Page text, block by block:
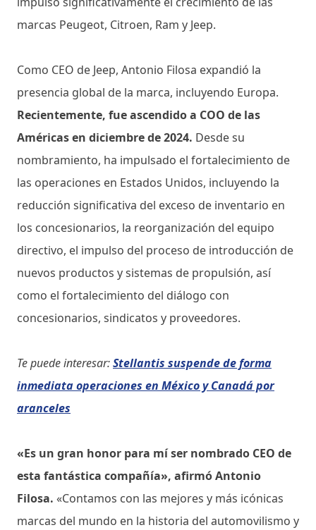
marcas Peugeot, Citroen, Ram y Jeep.
Como CEO de Jeep, Antonio Filosa expandió la
presencia global de la marca, incluyendo Europa.
Recientemente, fue ascendido a COO de las
Américas en diciembre de 2024. Desde su
nombramiento, ha impulsado el fortalecimiento de
las operaciones en Estados Unidos, incluyendo la
reducción significativa del exceso de inventario en
los concesionarios, la reorganización del equipo
directivo, el impulso del proceso de introducción de
nuevos productos y sistemas de propulsión, así
como el fortalecimiento del diálogo con
concesionarios, sindicatos y proveedores.
Te puede interesar:Stellantis suspende de forma
inmediata operaciones en México y Canadá por
aranceles
«Es un gran honor para mí ser nombrado CEO de
esta fantástica compañía», afirmó Antonio
Filosa. «Contamos con las mejores y más icónicas
marcas del mundo en la historia del automovilismo y